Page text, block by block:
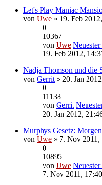
Let's Play Maniac
von Uwe » 19. Feb
0
10367
von Uwe
19. Feb 2012,
Nadja Thomson und die
von Gerrit » 20. Jan
0
11138
von Gerrit
20. Jan 2012,
Murphys Gesetz:
von Uwe » 7. Nov 2011,
0
10895
von Uwe
7. Nov 2011, 17:40